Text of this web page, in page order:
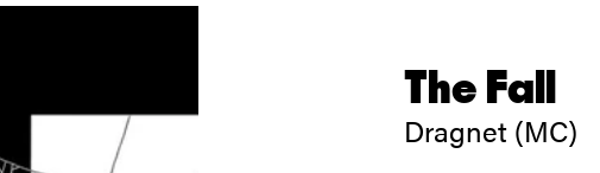
The Fall
Dragnet (MC)